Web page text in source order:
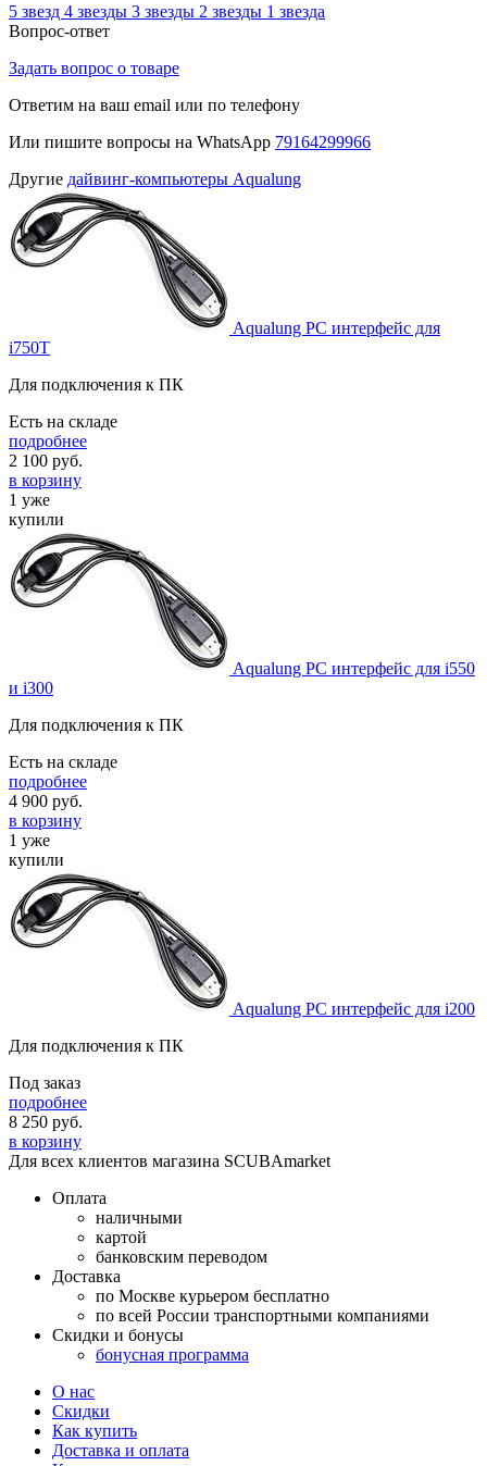
5 звезд 4 звезды 3 звезды 2 звезды 1 звезда
Вопрос-ответ
Задать вопрос о товаре
Ответим на ваш email или по телефону
Или пишите вопросы на WhatsApp 79164299966
Другие дайвинг-компьютеры Aqualung
Aqualung PC интерфейс для
i750T
Для подключения к ПК
Есть на складе
подробнее
2 100 руб.
в корзину
1 уже
купили
Aqualung PC интерфейс для i550
и i300
Для подключения к ПК
Есть на складе
подробнее
4 900 руб.
в корзину
1 уже
купили
Aqualung PC интерфейс для i200
Для подключения к ПК
Под заказ
подробнее
8 250 руб.
в корзину
Для всех клиентов магазина SCUBAmarket
Оплата
наличными
картой
банковским переводом
Доставка
по Москве курьером бесплатно
по всей России транспортными компаниями
Скидки и бонусы
бонусная программа
О нас
Скидки
Как купить
Доставка и оплата